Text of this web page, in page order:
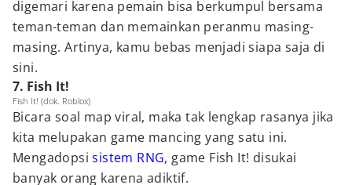
digemari karena pemain bisa berkumpul bersama
teman-teman dan memainkan peranmu masing-
masing. Artinya, kamu bebas menjadi siapa saja di
sini.
7. Fish It!
Fish It! (dok. Roblox)
Bicara soal map viral, maka tak lengkap rasanya jika
kita melupakan game mancing yang satu ini.
Mengadopsisistem RNG, game Fish It! disukai
banyak orang karena adiktif.